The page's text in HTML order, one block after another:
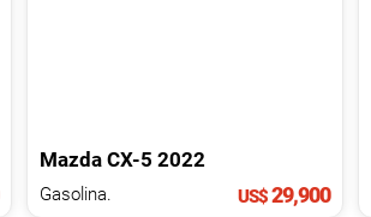
Mazda CX-5 2022
Gasolina. US$29,900